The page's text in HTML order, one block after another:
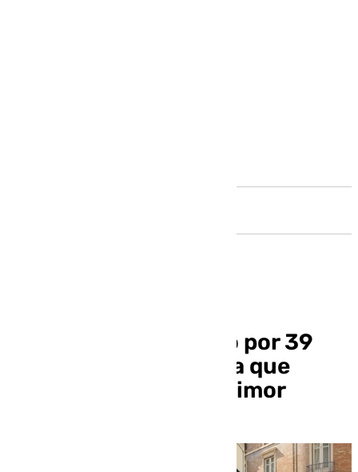
Tres perfumes de lujo por 39
euros: la nueva estafa que
suplanta la web de Primor